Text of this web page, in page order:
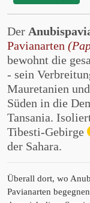
Der
Pavianarten
bewohnt die
- sein
Mauretanien
Süden in die
Tansania.
Tibesti-Gebirge
der Sahara.
Überall dort, wo
Pavianarten